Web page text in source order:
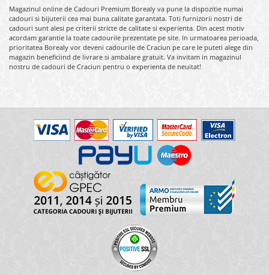
Magazinul online de Cadouri Premium Borealy va pune la dispozitie numai
cadouri si bijuterii cea mai buna calitate garantata. Toti furnizorii nostri de
cadouri sunt alesi pe criterii stricte de calitate si experienta. Din acest motiv
acordam garantie la toate cadourile prezentate pe site. In urmatoarea perioada,
prioritatea Borealy vor deveni cadourile de Craciun pe care le puteti alege din
magazin beneficiind de livrare si ambalare gratuit. Va invitam in magazinul
nostru de cadouri de Craciun pentru o experienta de neuitat!